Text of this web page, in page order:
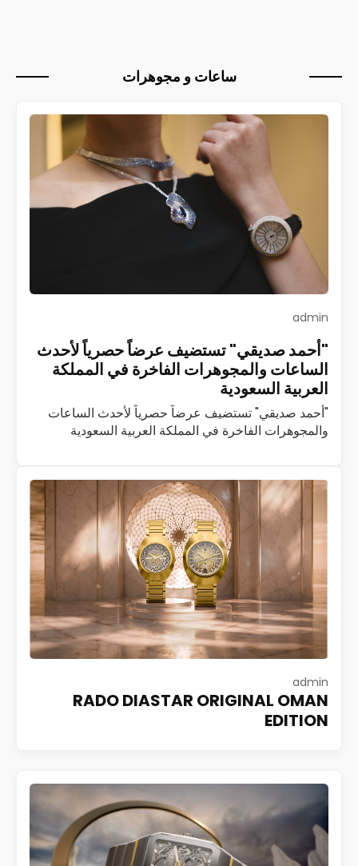
ساعات و مجوهرات
admin
"أحمد صديقي" تستضيف عرضاً حصرياً لأحدث
الساعات والمجوهرات الفاخرة في المملكة
العربية السعودية
"أحمد صديقي" تستضيف عرضاً حصرياً لأحدث الساعات
والمجوهرات الفاخرة في المملكة العربية السعودية
بوتيك أحمد صديقي…اقرأ المزيد
admin
RADO DIASTAR ORIGINAL OMAN
EDITION